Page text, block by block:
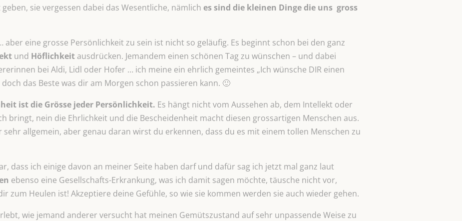
sie vergessen dabei das Wesentliche, nämlich es sind die kleinen Dinge die uns gross
aber eine grosse Persönlichkeit zu sein ist nicht so geläufig. Es beginnt schon bei den ganz
und Höflichkeitausdrücken. Jemandem einen schönen Tag zu wünschen – und dabei
bei Aldi, Lidl oder Hofer … ich meine ein ehrlich gemeintes „Ich wünsche DIR einen
das Beste was dir am Morgen schon passieren kann. 🙂
ist die Grösse jeder Persönlichkeit. Es hängt nicht vom Aussehen ab, dem Intellekt oder
bringt, nein die Ehrlichkeit und die Bescheidenheit macht diesen grossartigen Menschen aus.
sehr allgemein, aber genau daran wirst du erkennen, dass du es mit einem tollen Menschen zu
dass ich einige davon an meiner Seite haben darf und dafür sag ich jetzt mal ganz laut
ebenso eine Gesellschafts-Erkrankung, was ich damit sagen möchte, täusche nicht vor,
zum Heulen ist! Akzeptiere deine Gefühle, so wie sie kommen werden sie auch wieder gehen.
wie jemand anderer versucht hat meinen Gemütszustand auf sehr unpassende Weise zu